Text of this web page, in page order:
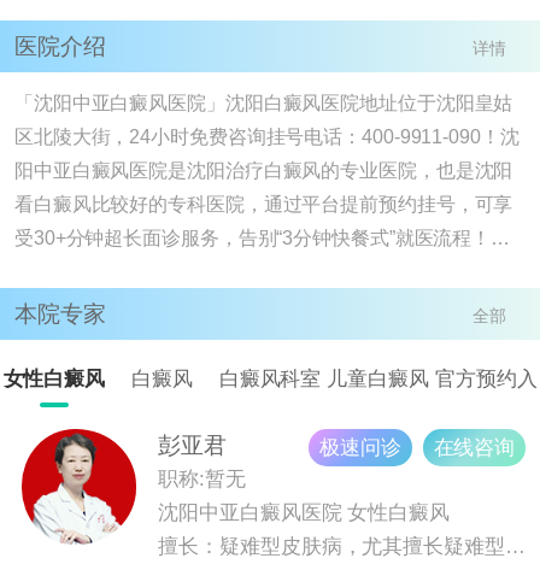
医院介绍 详情
「沈阳中亚白癜风医院」沈阳白癜风医院地址位于沈阳皇姑
区北陵大街，24小时免费咨询挂号电话：400-9911-090！沈
阳中亚白癜风医院是沈阳治疗白癜风的专业医院，也是沈阳
看白癜风比较好的专科医院，通过平台提前预约挂号，可享
受30+分钟超长面诊服务，告别“3分钟快餐式”就医流程！我
色素细胞培植技术，德国311窄谱uvb、药离子熏蒸、中药外
敷等，满足大家多样的治疗需求。沈阳治疗白癜风去沈阳中
亚白癜风医院，该医院属于白癜风治疗专科医院， 现有多个
科室，特色科室为晕痣型白癜风，复发型白癜风，儿童白癜
风，青少年白癜风等。医院坚持以患者为中心，引进的设备3
08在治疗白癜风上面取得很好的效果，探索医学技术，为白
癜风患者提供健康服务。沈阳中亚白癜风医院强势入驻挂号
平台“健康160”“健康之路”优质白癜风专业挂号平台，直接进
本院专家 全部
女性白癜风 白癜风 白癜风科室 儿童白癜风
科
官方预约入
口
彭亚君
职称:暂无
沈阳中亚白癜风医院女性白癜风
擅长：疑难型皮肤病，尤其擅长疑难型、久治不愈型白癜风诊疗。
极速问诊 在线咨询